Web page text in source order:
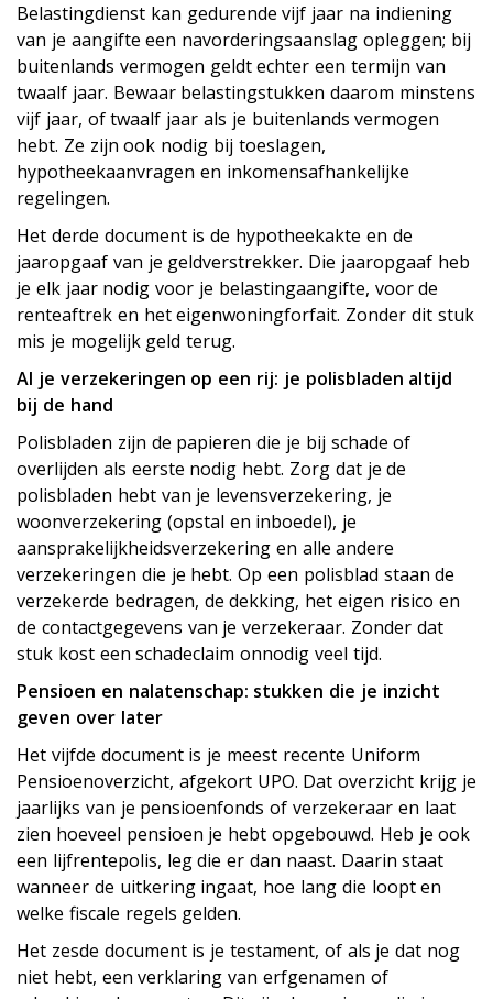
Belastingdienst kan gedurende vijf jaar na indiening
van je aangifte een navorderingsaanslag opleggen; bij
buitenlands vermogen geldt echter een termijn van
twaalf jaar. Bewaar belastingstukken daarom minstens
vijf jaar, of twaalf jaar als je buitenlands vermogen
hebt. Ze zijn ook nodig bij toeslagen,
hypotheekaanvragen en inkomensafhankelijke
regelingen.
Het derde document is de hypotheekakte en de
jaaropgaaf van je geldverstrekker. Die jaaropgaaf heb
je elk jaar nodig voor je belastingaangifte, voor de
renteaftrek en het eigenwoningforfait. Zonder dit stuk
mis je mogelijk geld terug.
Al je verzekeringen op een rij: je polisbladen altijd
bij de hand
Polisbladen zijn de papieren die je bij schade of
overlijden als eerste nodig hebt. Zorg dat je de
polisbladen hebt van je levensverzekering, je
woonverzekering (opstal en inboedel), je
aansprakelijkheidsverzekering en alle andere
verzekeringen die je hebt. Op een polisblad staan de
verzekerde bedragen, de dekking, het eigen risico en
de contactgegevens van je verzekeraar. Zonder dat
stuk kost een schadeclaim onnodig veel tijd.
Pensioen en nalatenschap: stukken die je inzicht
geven over later
Het vijfde document is je meest recente Uniform
Pensioenoverzicht, afgekort UPO. Dat overzicht krijg je
jaarlijks van je pensioenfonds of verzekeraar en laat
zien hoeveel pensioen je hebt opgebouwd. Heb je ook
een lijfrentepolis, leg die er dan naast. Daarin staat
wanneer de uitkering ingaat, hoe lang die loopt en
welke fiscale regels gelden.
Het zesde document is je testament, of als je dat nog
niet hebt, een verklaring van erfgenamen of